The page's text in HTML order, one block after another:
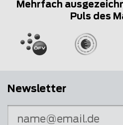
Mehrfach
Puls des
Newsletter